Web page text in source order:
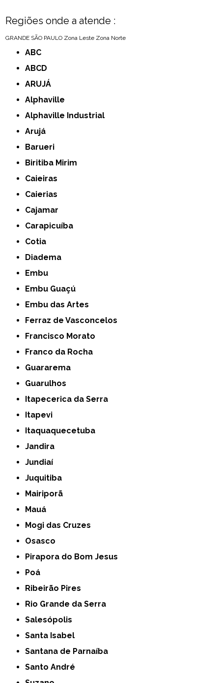
Regiões onde a atende :
GRANDE SÃO PAULO Zona Leste Zona Norte
ABC
ABCD
ARUJÁ
Alphaville
Alphaville Industrial
Arujá
Barueri
Biritiba Mirim
Caieiras
Caierias
Cajamar
Carapicuíba
Cotia
Diadema
Embu
Embu Guaçú
Embu das Artes
Ferraz de Vasconcelos
Francisco Morato
Franco da Rocha
Guararema
Guarulhos
Itapecerica da Serra
Itapevi
Itaquaquecetuba
Jandira
Jundiaí
Juquitiba
Mairiporã
Mauá
Mogi das Cruzes
Osasco
Pirapora do Bom Jesus
Poá
Ribeirão Pires
Rio Grande da Serra
Salesópolis
Santa Isabel
Santana de Parnaíba
Santo André